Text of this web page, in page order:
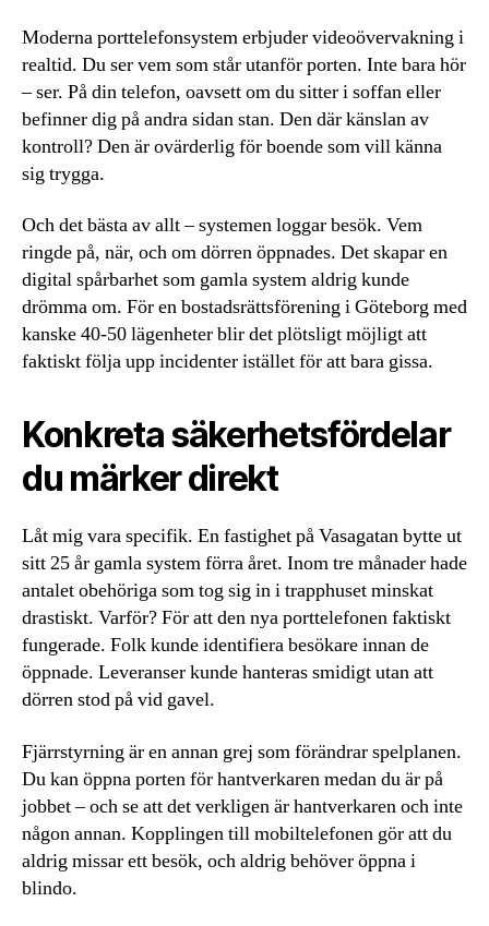
Moderna porttelefonsystem erbjuder videoövervakning i
realtid. Du ser vem som står utanför porten. Inte bara hör
– ser. På din telefon, oavsett om du sitter i soffan eller
befinner dig på andra sidan stan. Den där känslan av
kontroll? Den är ovärderlig för boende som vill känna
sig trygga.
Och det bästa av allt – systemen loggar besök. Vem
ringde på, när, och om dörren öppnades. Det skapar en
digital spårbarhet som gamla system aldrig kunde
drömma om. För en bostadsrättsförening i Göteborg med
kanske 40-50 lägenheter blir det plötsligt möjligt att
faktiskt följa upp incidenter istället för att bara gissa.
Konkreta säkerhetsfördelar
du märker direkt
Låt mig vara specifik. En fastighet på Vasagatan bytte ut
sitt 25 år gamla system förra året. Inom tre månader hade
antalet obehöriga som tog sig in i trapphuset minskat
drastiskt. Varför? För att den nya porttelefonen faktiskt
fungerade. Folk kunde identifiera besökare innan de
öppnade. Leveranser kunde hanteras smidigt utan att
dörren stod på vid gavel.
Fjärrstyrning är en annan grej som förändrar spelplanen.
Du kan öppna porten för hantverkaren medan du är på
jobbet – och se att det verkligen är hantverkaren och inte
någon annan. Kopplingen till mobiltelefonen gör att du
aldrig missar ett besök, och aldrig behöver öppna i
blindo.